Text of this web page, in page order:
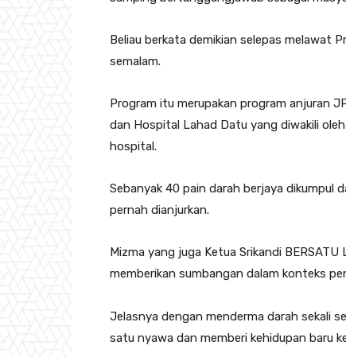
Beliau berkata demikian selepas melawat
semalam.
Program itu merupakan program anjuran
dan Hospital Lahad Datu yang diwakili
hospital.
Sebanyak 40 pain darah berjaya dikumpul
pernah dianjurkan.
Mizma yang juga Ketua Srikandi
memberikan sumbangan dalam konteks
Jelasnya dengan menderma darah sekali
satu nyawa dan memberi kehidupan baru